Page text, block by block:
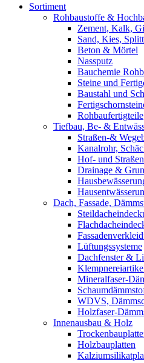
Sortiment
Rohbaustoffe &
Zement, Kalk,
Sand, Kies, Splitt
Beton & Mörtel
Nassputz
Bauchemie
Steine und
Baustahl und
Rohbaufertigteile
Tiefbau, Be- &
Straßen-&
Kanalrohr,
Hof- und
Drainage &
Dach, Fassade,
Lüftungssysteme
Dachfenster &
Mineralfaser-
WDVS,
Holzfaser-
Innenausbau & Holz
Holzbauplatten